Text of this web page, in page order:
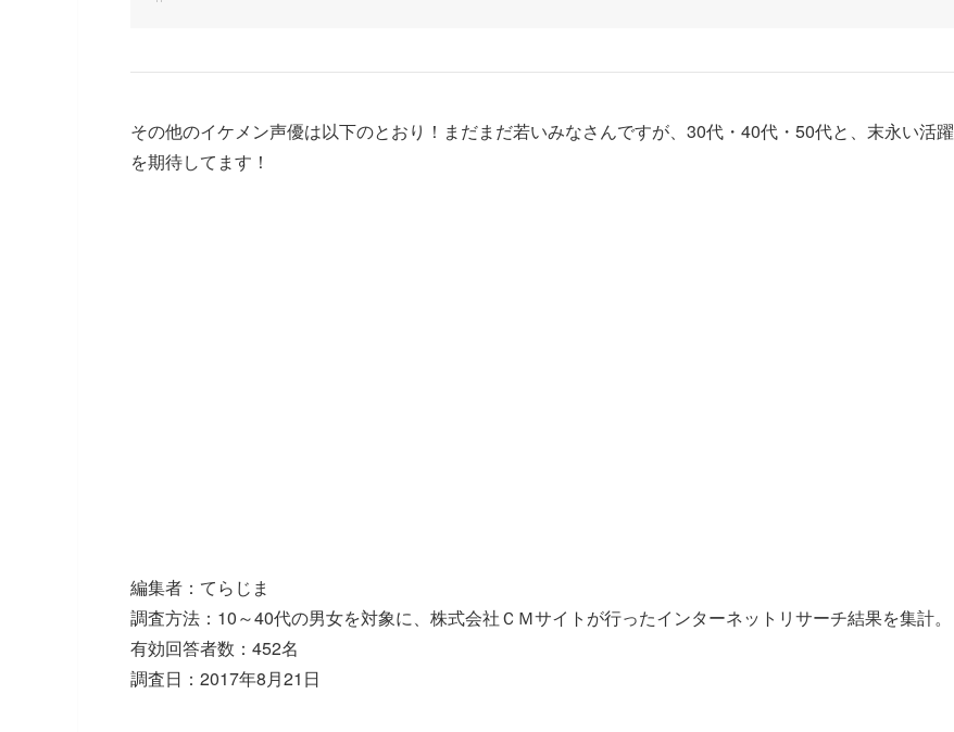
その他のイケメン声優は以下のとおり！まだまだ若いみなさんですが、30代・40代・50代と、末永い活躍
を期待してます！
編集者：てらじま
調査方法：10～40代の男女を対象に、株式会社ＣＭサイトが行ったインターネットリサーチ結果を集計。
有効回答者数：452名
調査日：2017年8月21日